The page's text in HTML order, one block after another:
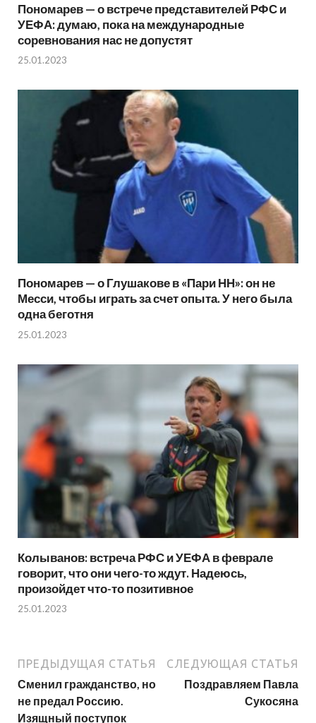
Пономарев — о встрече представителей РФС и
УЕФА: думаю, пока на международные
соревнования нас не допустят
25.01.2023
Пономарев — о Глушакове в «Пари НН»: он не
Месси, чтобы играть за счет опыта. У него была
одна беготня
25.01.2023
Колыванов: встреча РФС и УЕФА в феврале
говорит, что они чего-то ждут. Надеюсь,
произойдет что-то позитивное
25.01.2023
ПРЕДЫДУЩАЯ СТАТЬЯ
Сменил гражданство, но
не предал Россию.
Изящный поступок
СЛЕДУЮЩАЯ СТАТЬЯ
Поздравляем Павла
Сукосяна